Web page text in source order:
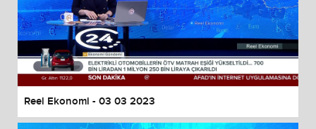
Reel Ekonomi - 03 03 2023